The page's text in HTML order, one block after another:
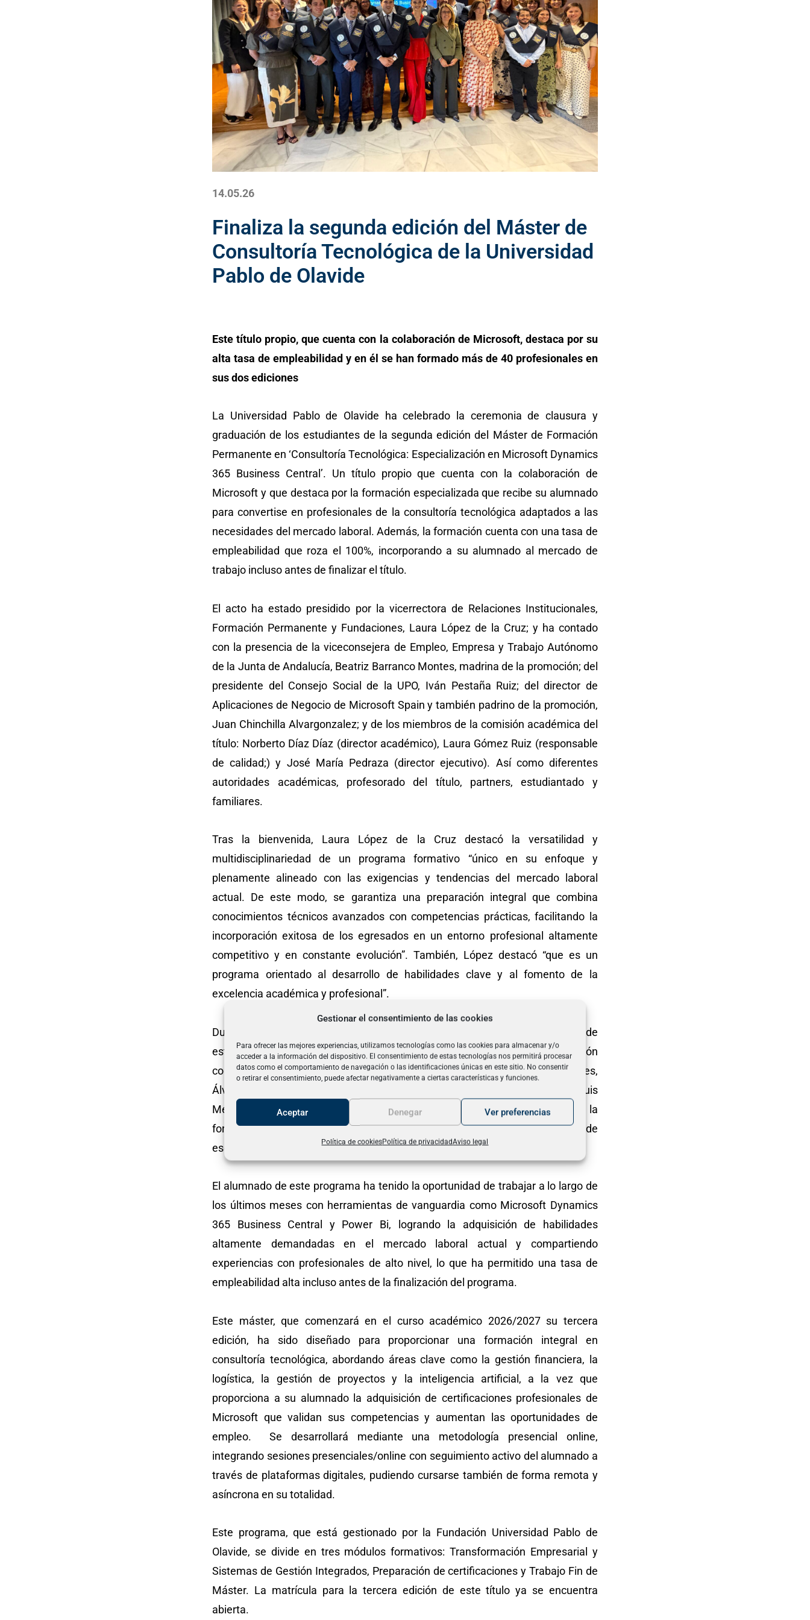
Gestionar el consentimiento de las cookies
Para ofrecer las mejores experiencias, utilizamos tecnologías como las cookies para almacenar y/o
acceder a la información del dispositivo. El consentimiento de estas tecnologías nos permitirá procesar
datos como el comportamiento de navegación o las identificaciones únicas en este sitio. No consentir
o retirar el consentimiento, puede afectar negativamente a ciertas características y funciones.
Aceptar Denegar Ver preferencias
Política de cookiesPolítica de privacidadAviso legal
14.05.26
Finaliza la segunda edición del Máster de
Consultoría Tecnológica de la Universidad
Pablo de Olavide
Este título propio, que cuenta con la colaboración de Microsoft, destaca por su
alta tasa de empleabilidad y en él se han formado más de 40 profesionales en
sus dos ediciones
La Universidad Pablo de Olavide ha celebrado la ceremonia de clausura y
graduación de los estudiantes de la segunda edición del Máster de Formación
Permanente en ‘Consultoría Tecnológica: Especialización en Microsoft Dynamics
365 Business Central’. Un título propio que cuenta con la colaboración de
Microsoft y que destaca por la formación especializada que recibe su alumnado
para convertise en profesionales de la consultoría tecnológica adaptados a las
necesidades del mercado laboral. Además, la formación cuenta con una tasa de
empleabilidad que roza el 100%, incorporando a su alumnado al mercado de
trabajo incluso antes de finalizar el título.
El acto ha estado presidido por la vicerrectora de Relaciones Institucionales,
Formación Permanente y Fundaciones, Laura López de la Cruz; y ha contado
con la presencia de la viceconsejera de Empleo, Empresa y Trabajo Autónomo
de la Junta de Andalucía, Beatriz Barranco Montes, madrina de la promoción; del
presidente del Consejo Social de la UPO, Iván Pestaña Ruiz; del director de
Aplicaciones de Negocio de Microsoft Spain y también padrino de la promoción,
Juan Chinchilla Alvargonzalez; y de los miembros de la comisión académica del
título: Norberto Díaz Díaz (director académico), Laura Gómez Ruiz (responsable
de calidad;) y José María Pedraza (director ejecutivo). Así como diferentes
autoridades académicas, profesorado del título, partners, estudiantado y
familiares.
Tras la bienvenida, Laura López de la Cruz destacó la versatilidad y
multidisciplinariedad de un programa formativo “único en su enfoque y
plenamente alineado con las exigencias y tendencias del mercado laboral
actual. De este modo, se garantiza una preparación integral que combina
conocimientos técnicos avanzados con competencias prácticas, facilitando la
incorporación exitosa de los egresados en un entorno profesional altamente
competitivo y en constante evolución”. También, López destacó “que es un
programa orientado al desarrollo de habilidades clave y al fomento de la
excelencia académica y profesional”.
Durante el acto y tras la imposición de becas a los 24 alumnos y alumnas de
esta edición del máster, tomaron la palabra estudiantes tanto de esta promoción
como de la primera edición, el decano de la Facultad de Ciencias Empresariales,
Álvaro López Cabrales, y el director de la Escuela Politécnica Superior, Luis
Merino Cabañas. Todos ellos destacaron el enfoque innovador de este título, la
formación innovadora que ofrece a su estudiantado, así como la importancia de
ese programa en el ámbito universitario.
El alumnado de este programa ha tenido la oportunidad de trabajar a lo largo de
los últimos meses con herramientas de vanguardia como Microsoft Dynamics
365 Business Central y Power Bi, logrando la adquisición de habilidades
altamente demandadas en el mercado laboral actual y compartiendo
experiencias con profesionales de alto nivel, lo que ha permitido una tasa de
empleabilidad alta incluso antes de la finalización del programa.
Este máster, que comenzará en el curso académico 2026/2027 su tercera
edición, ha sido diseñado para proporcionar una formación integral en
consultoría tecnológica, abordando áreas clave como la gestión financiera, la
logística, la gestión de proyectos y la inteligencia artificial, a la vez que
proporciona a su alumnado la adquisición de certificaciones profesionales de
Microsoft que validan sus competencias y aumentan las oportunidades de
empleo. Se desarrollará mediante una metodología presencial online,
integrando sesiones presenciales/online con seguimiento activo del alumnado a
través de plataformas digitales, pudiendo cursarse también de forma remota y
asíncrona en su totalidad.
Este programa, que está gestionado por la Fundación Universidad Pablo de
Olavide, se divide en tres módulos formativos: Transformación Empresarial y
Sistemas de Gestión Integrados, Preparación de certificaciones y Trabajo Fin de
Máster. La matrícula para la tercera edición de este título ya se encuentra
abierta.